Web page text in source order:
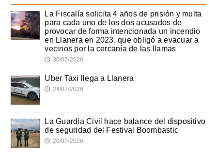
La Fiscalía solicita 4 años de prisión y multa
para cada uno de los dos acusados de
provocar de forma intencionada un incendio
en Llanera en 2023, que obligó a evacuar a
vecinos por la cercanía de las llamas
🕔 30/07/2026
Uber Taxi llega a Llanera
🕔 24/07/2026
La Guardia Civil hace balance del dispositivo
de seguridad del Festival Boombastic
🕔 20/07/2026